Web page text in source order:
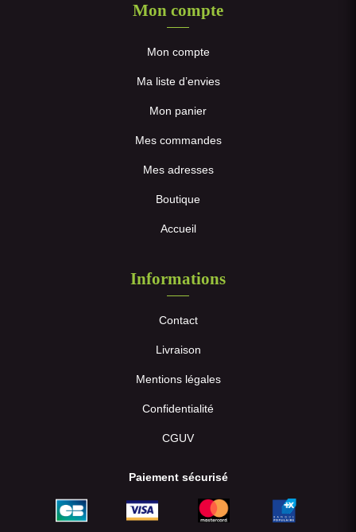
Mon compte
Mon compte
Ma liste d’envies
Mon panier
Mes commandes
Mes adresses
Boutique
Accueil
Informations
Contact
Livraison
Mentions légales
Confidentialité
CGUV
Paiement sécurisé